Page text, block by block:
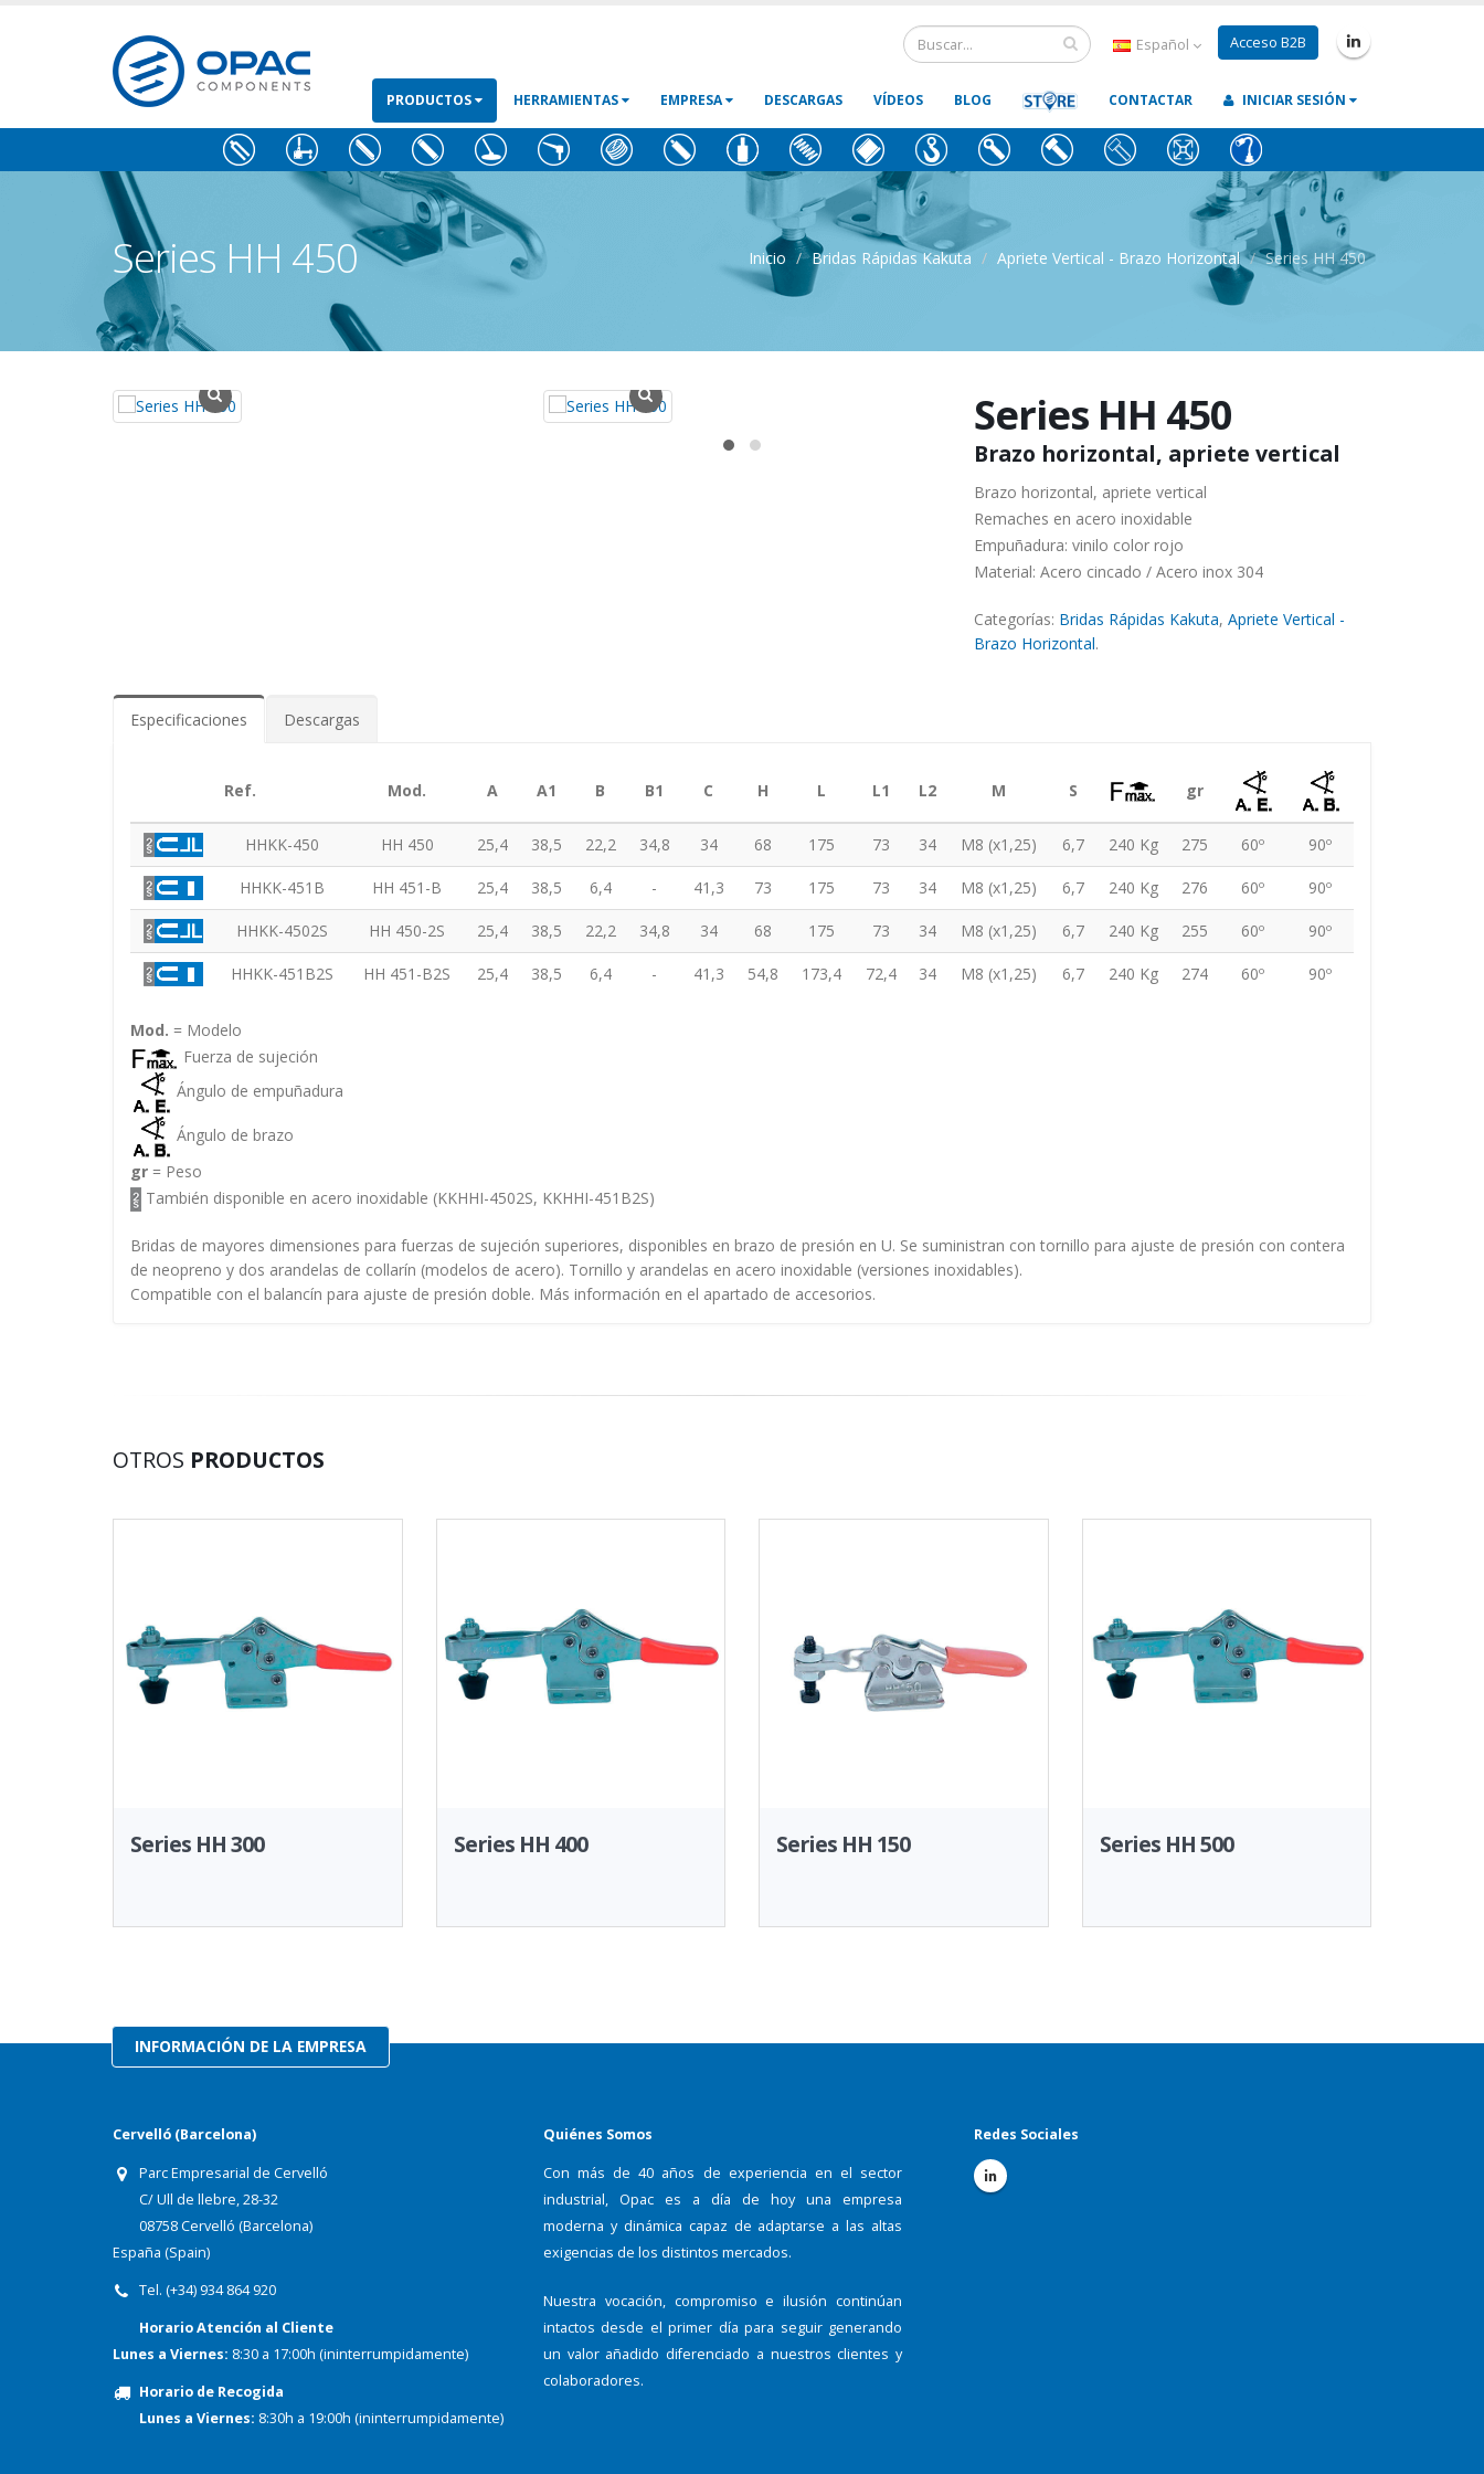
Español Acceso B2B
PRODUCTOS HERRAMIENTAS EMPRESA DESCARGAS VÍDEOS BLOG CONTACTAR INICIAR SESIÓN
Series HH 450 Inicio Bridas Rápidas Kakuta Apriete Vertical - Brazo Horizontal Series HH 450
Series HH 450
Brazo horizontal, apriete vertical
Brazo horizontal, apriete vertical
Remaches en acero inoxidable
Empuñadura: vinilo color rojo
Material: Acero cincado / Acero inox 304
Categorías: Bridas Rápidas Kakuta, Apriete Vertical -
Brazo Horizontal.
Especificaciones Descargas
Ref. Mod. A A1 B B1 C H L L1 L2 M S gr
HHKK-450 HH 450 25,4 38,5 22,2 34,8 34 68 175 73 34 M8 (x1,25) 6,7 240 Kg 275 60º 90º
HHKK-451B HH 451-B 25,4 38,5 6,4 - 41,3 73 175 73 34 M8 (x1,25) 6,7 240 Kg 276 60º 90º
HHKK-4502S HH 450-2S 25,4 38,5 22,2 34,8 34 68 175 73 34 M8 (x1,25) 6,7 240 Kg 255 60º 90º
HHKK-451B2S HH 451-B2S 25,4 38,5 6,4 - 41,3 54,8 173,4 72,4 34 M8 (x1,25) 6,7 240 Kg 274 60º 90º
Mod. = Modelo
Fuerza de sujeción
Ángulo de empuñadura
Ángulo de brazo
gr = Peso
También disponible en acero inoxidable (KKHHI-4502S, KKHHI-451B2S)
Bridas de mayores dimensiones para fuerzas de sujeción superiores, disponibles en brazo de presión en U. Se suministran con tornillo para ajuste de presión con contera
de neopreno y dos arandelas de collarín (modelos de acero). Tornillo y arandelas en acero inoxidable (versiones inoxidables).
Compatible con el balancín para ajuste de presión doble. Más información en el apartado de accesorios.
OTROS PRODUCTOS
Series HH 300 Series HH 400 Series HH 150 Series HH 500
INFORMACIÓN DE LA EMPRESA
Cervelló (Barcelona)
Parc Empresarial de Cervelló
C/ Ull de llebre, 28-32
08758 Cervelló (Barcelona)
España (Spain)
Tel. (+34) 934 864 920
Horario Atención al Cliente
Lunes a Viernes: 8:30 a 17:00h (ininterrumpidamente)
Horario de Recogida
Lunes a Viernes: 8:30h a 19:00h (ininterrumpidamente)
Quiénes Somos
Con más de 40 años de experiencia en el sector
industrial, Opac es a día de hoy una empresa
moderna y dinámica capaz de adaptarse a las altas
exigencias de los distintos mercados.
Nuestra vocación, compromiso e ilusión continúan
intactos desde el primer día para seguir generando
un valor añadido diferenciado a nuestros clientes y
colaboradores.
Redes Sociales